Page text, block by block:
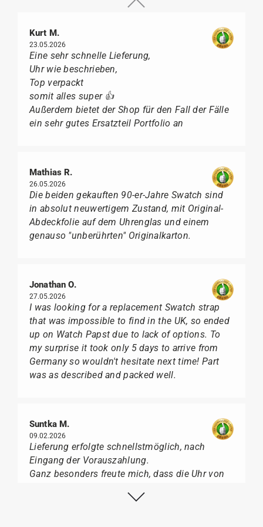
Kurt M.
23.05.2026
Eine sehr schnelle Lieferung,
Uhr wie beschrieben,
Top verpackt
somit alles super 👍
Außerdem bietet der Shop für den Fall der Fälle
ein sehr gutes Ersatzteil Portfolio an
Mathias R.
26.05.2026
Die beiden gekauften 90-er-Jahre Swatch sind
in absolut neuwertigem Zustand, mit Original-
Abdeckfolie auf dem Uhrenglas und einem
genauso "unberührten" Originalkarton.
Jonathan O.
27.05.2026
I was looking for a replacement Swatch strap
that was impossible to find in the UK, so ended
up on Watch Papst due to lack of options. To
my surprise it took only 5 days to arrive from
Germany so wouldn't hesitate next time! Part
was as described and packed well.
Suntka M.
09.02.2026
Lieferung erfolgte schnellstmöglich, nach
Eingang der Vorauszahlung.
Ganz besonders freute mich, dass die Uhr von
geliefert wurde, sondern mit der gelben